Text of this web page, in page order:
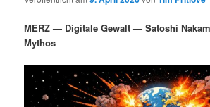
m
r
u
d
n
a
MERZ — Digitale Gewalt — Satoshi
Mythos